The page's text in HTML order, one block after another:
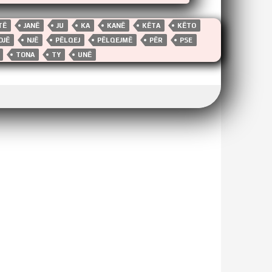
JANË JU KA KANË KËTA
KËTO
NJË PËLQEJ PËLQEJMË PËR
PSE
TONA
TY UNË